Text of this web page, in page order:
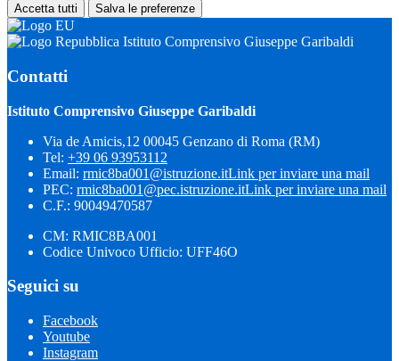
Accetta tutti Salva le preferenze
Istituto Comprensivo Giuseppe Garibaldi
Contatti
Istituto Comprensivo Giuseppe Garibaldi
Via de Amicis,12 00045 Genzano di Roma (RM)
Tel: +39 06 93953112
Email: rmic8ba001@istruzione.itLink per inviare una mail
PEC: rmic8ba001@pec.istruzione.itLink per inviare una mail
C.F.: 90049470587
CM: RMIC8BA001
Codice Univoco Ufficio: UFF46O
Seguici su
Facebook
Youtube
Instagram